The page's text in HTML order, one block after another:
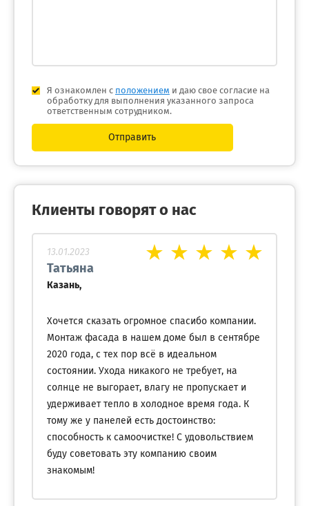
Я ознакомлен с положением и даю свое согласие на
обработку для выполнения указанного запроса
ответственным сотрудником.
Отправить
Клиенты говорят о нас
13.01.2023
Татьяна
Казань,
Хочется сказать огромное спасибо компании.
Монтаж фасада в нашем доме был в сентябре
2020 года, с тех пор всё в идеальном
состоянии. Ухода никакого не требует, на
солнце не выгорает, влагу не пропускает и
удерживает тепло в холодное время года. К
тому же у панелей есть достоинство:
способность к самоочистке! С удовольствием
буду советовать эту компанию своим
знакомым!